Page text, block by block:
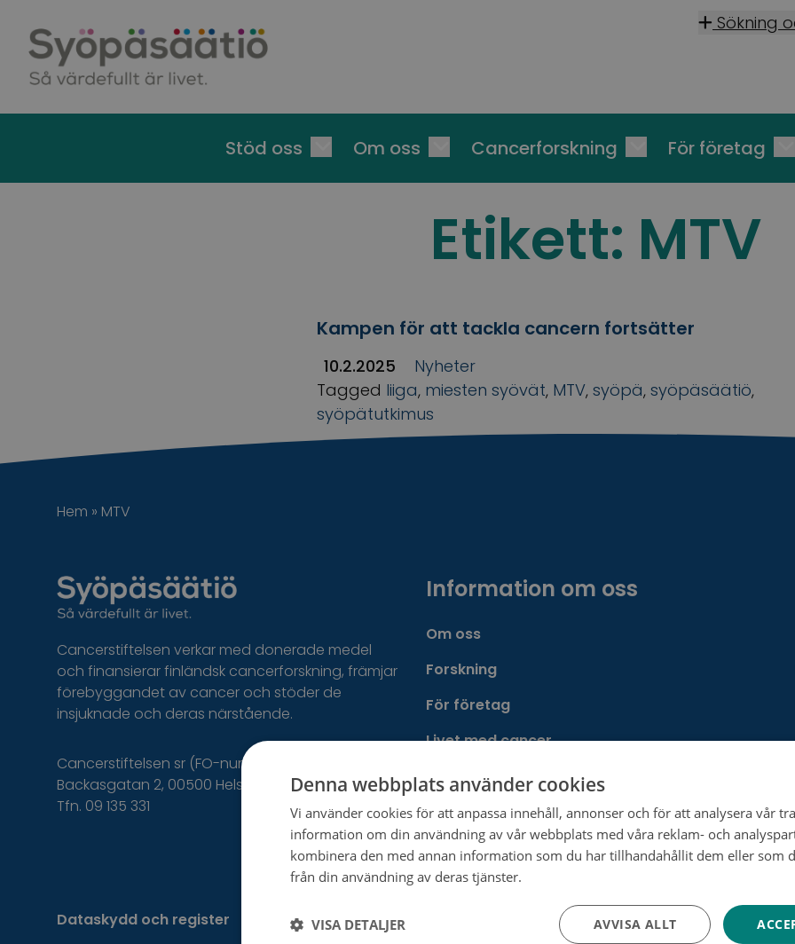
Sökning
Stöd oss Om oss Cancerforskning För företag
Etikett: MTV
Kampen för att tackla cancern fortsätter
10.2.2025
Nyheter
Tagged liiga, miesten syövät, MTV,syöpä,syöpäsäätiö,
syöpätutkimus
Hem » MTV
Cancerstiftelsen verkar med donerade medel
och finansierar finländsk cancerforskning, främjar
förebyggandet av cancer och stöder de
insjuknade och deras närstående.
Cancerstiftelsen sr (FO-nummer 0237165-7)
Backasgatan 2, 00500 Helsingfors,
Tfn. 09 135 331
Dataskydd och register
Information om oss
Om oss
Forskning
För företag
Livet med cancer
Cancerföreningen
Cancerregistret
Allt om cancer
Utan cancer
Denna webbplats använder cookies
Vi använder cookies för att anpassa innehåll, annonser och för att analysera vår
information om din användning av vår webbplats med våra reklam- och
kombinera den med annan information som du har tillhandahållit dem eller som
från din användning av deras tjänster.
AVVISA ALLT
VISA DETALJER